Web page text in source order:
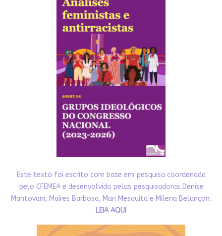
Este texto foi escrito com base em pesquisa coordenada
pelo CFEMEA e desenvolvida pelas pesquisadoras Denise
Mantovani, Maíres Barbosa, Mari Mesquita e Milena Belançon.
LEIA AQUI